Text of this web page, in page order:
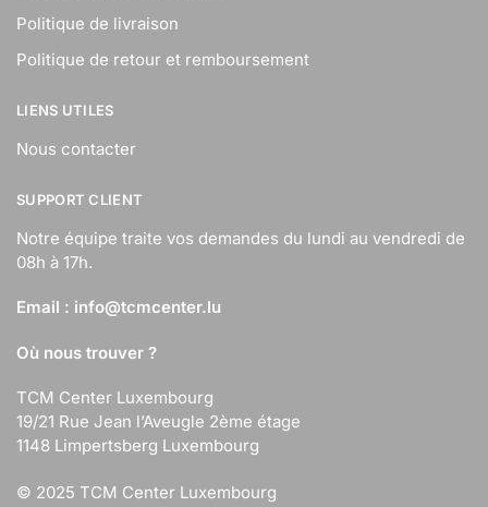
Politique de livraison
Politique de retour et remboursement
LIENS UTILES
Nous contacter
SUPPORT CLIENT
Notre équipe traite vos demandes du lundi au vendredi de
08h à 17h.
Email : info@tcmcenter.lu
Où nous trouver ?
TCM Center Luxembourg
19/21 Rue Jean l’Aveugle 2ème étage
1148 Limpertsberg Luxembourg
© 2025 TCM Center Luxembourg